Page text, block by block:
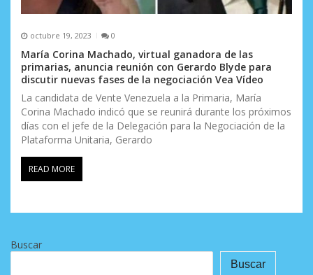
octubre 19, 2023 0
María Corina Machado, virtual ganadora de las
primarias, anuncia reunión con Gerardo Blyde para
discutir nuevas fases de la negociación Vea Vídeo
La candidata de Vente Venezuela a la Primaria, María
Corina Machado indicó que se reunirá durante los próximos
días con el jefe de la Delegación para la Negociación de la
Plataforma Unitaria, Gerardo
READ MORE
Buscar
Buscar